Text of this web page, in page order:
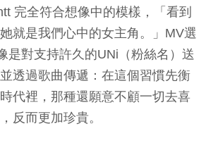
完全符合想像中的模樣，「看到
就是我們心中的女主角。」MV選
是對支持許久的UNi（粉絲名）送
並透過歌曲傳遞：在這個習慣先衡
代裡，那種還願意不顧一切去喜
反而更加珍貴。